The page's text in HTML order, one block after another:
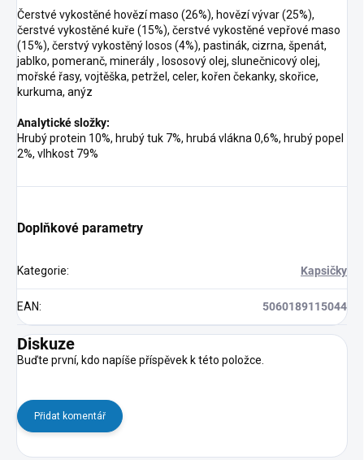
Čerstvé vykostěné hovězí maso (26%), hovězí vývar (25%),
čerstvé vykostěné kuře (15%), čerstvé vykostěné vepřové maso
(15%), čerstvý vykostěný losos (4%), pastinák, cizrna, špenát,
jablko, pomeranč, minerály , lososový olej, slunečnicový olej,
mořské řasy, vojtěška, petržel, celer, kořen čekanky, skořice,
kurkuma, anýz
Analytické složky:
Hrubý protein 10%, hrubý tuk 7%, hrubá vlákna 0,6%, hrubý popel
2%, vlhkost 79%
Doplňkové parametry
Kategorie: Kapsičky
EAN: 5060189115044
Diskuze
Buďte první, kdo napíše příspěvek k této položce.
Přidat komentář